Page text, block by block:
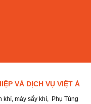
VÀ DỊCH VỤ VIỆT Á
khí, máy sấy khí, Phụ Tùng